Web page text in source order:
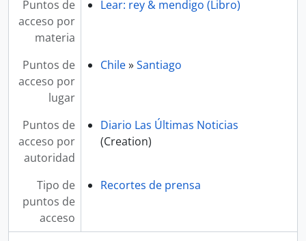
Puntos de
acceso por
materia
Lear: rey & mendigo (Libro)
Puntos de
acceso por
lugar
Chile»Santiago
Puntos de
acceso por
autoridad
Diario Las Últimas Noticias
(Creation)
Tipo de
puntos de
acceso
Recortes de prensa